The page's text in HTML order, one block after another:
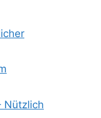
Nützlich